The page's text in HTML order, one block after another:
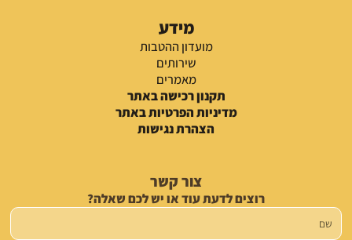
מידע
מועדון ההטבות
שירותים
מאמרים
תקנון רכישה באתר
מדיניות הפרטיות באתר
הצהרת נגישות
צור קשר
רוצים לדעת עוד או יש לכם שאלה?
שם